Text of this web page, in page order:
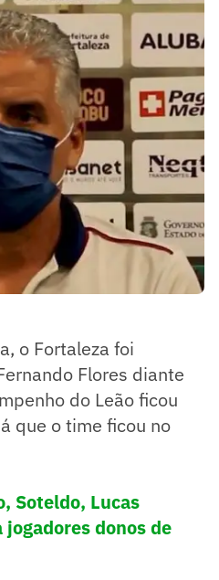
o Fortaleza foi
Flores diante
do Leão ficou
que o time ficou no
Soteldo, Lucas
donos de